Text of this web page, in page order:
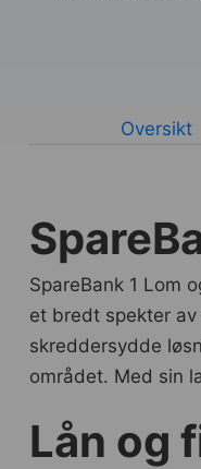
Oversikt
SpareBank 1 Lom
et bredt spekter
skreddersydde
området. Med sin
Lån og